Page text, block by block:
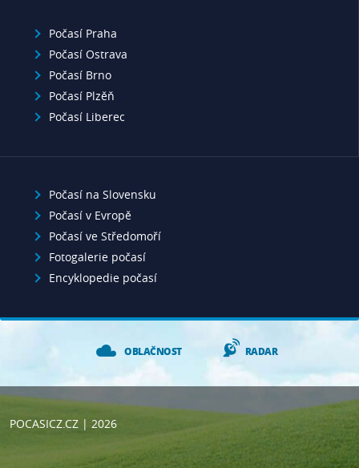
Počasí Praha
Počasí Ostrava
Počasí Brno
Počasí Plzěň
Počasí Liberec
Počasí na Slovensku
Počasí v Evropě
Počasí ve Středomoří
Fotogalerie počasí
Encyklopedie počasí
OBLAČNOST RADAR
POCASICZ.CZ| 2026